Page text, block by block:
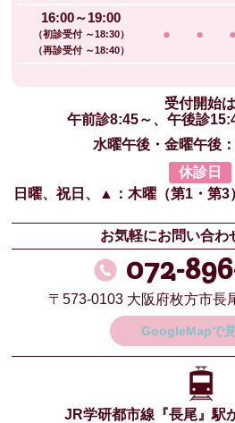
16:00～19:00
（初診受付 ～18:30）
（再診受付 ～18:40）
● ● ●
受付開始は
午前診8:45～、午後診
水曜午後・金曜午後
休診日
日曜、祝日、
▲：木曜（第1・第3
お気軽にお問い合わ
072-
〒573-0103 大阪府枚方市長
GoogleMapで
JR学研都市線 『長尾』